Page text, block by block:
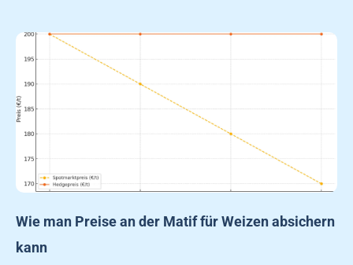
Wie man Preise an der Matif für Weizen absichern
kann